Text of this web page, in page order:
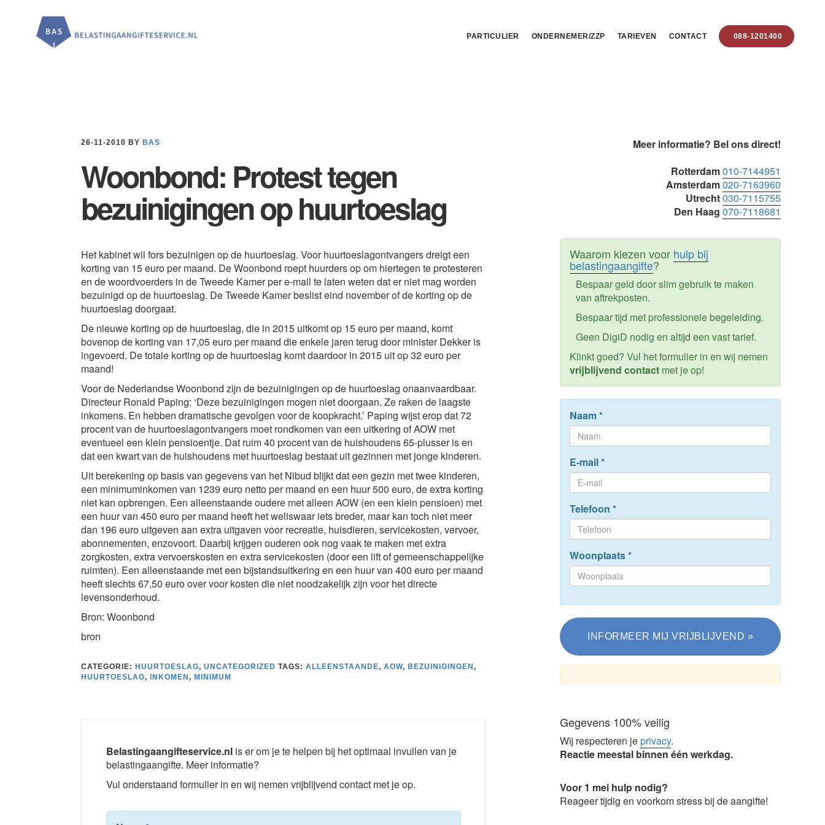
PARTICULIER ONDERNEMER/ZZP TARIEVEN CONTACT 088-1201400
26-11-2010 BY BAS
Woonbond: Protest tegen
bezuinigingen op huurtoeslag
Het kabinet wil fors bezuinigen op de huurtoeslag. Voor huurtoeslagontvangers dreigt een
korting van 15 euro per maand. De Woonbond roept huurders op om hiertegen te protesteren
en de woordvoerders in de Tweede Kamer per e-mail te laten weten dat er niet mag worden
bezuinigd op de huurtoeslag. De Tweede Kamer beslist eind november of de korting op de
huurtoeslag doorgaat.
De nieuwe korting op de huurtoeslag, die in 2015 uitkomt op 15 euro per maand, komt
bovenop de korting van 17,05 euro per maand die enkele jaren terug door minister Dekker is
ingevoerd. De totale korting op de huurtoeslag komt daardoor in 2015 uit op 32 euro per
maand!
Voor de Nederlandse Woonbond zijn de bezuinigingen op de huurtoeslag onaanvaardbaar.
Directeur Ronald Paping: ‘Deze bezuinigingen mogen niet doorgaan. Ze raken de laagste
inkomens. En hebben dramatische gevolgen voor de koopkracht.’ Paping wijst erop dat 72
procent van de huurtoeslagontvangers moet rondkomen van een uitkering of AOW met
eventueel een klein pensioentje. Dat ruim 40 procent van de huishoudens 65-plusser is en
dat een kwart van de huishoudens met huurtoeslag bestaat uit gezinnen met jonge kinderen.
Uit berekening op basis van gegevens van het Nibud blijkt dat een gezin met twee kinderen,
een minimuminkomen van 1239 euro netto per maand en een huur 500 euro, de extra korting
niet kan opbrengen. Een alleenstaande oudere met alleen AOW (en een klein pensioen) met
een huur van 450 euro per maand heeft het weliswaar iets breder, maar kan toch niet meer
dan 196 euro uitgeven aan extra uitgaven voor recreatie, huisdieren, servicekosten, vervoer,
abonnementen, enzovoort. Daarbij krijgen ouderen ook nog vaak te maken met extra
zorgkosten, extra vervoerskosten en extra servicekosten (door een lift of gemeenschappelijke
ruimten). Een alleenstaande met een bijstandsuitkering en een huur van 400 euro per maand
heeft slechts 67,50 euro over voor kosten die niet noodzakelijk zijn voor het directe
levensonderhoud.
Bron: Woonbond
bron
CATEGORIE: HUURTOESLAG, UNCATEGORIZED TAGS: ALLEENSTAANDE, AOW, BEZUINIGINGEN ,
HUURTOESLAG, INKOMEN , MINIMUM
Belastingaangifteservice.nl is er om je te helpen bij het optimaal invullen van je
belastingaangifte. Meer informatie?
Vul onderstaand formulier in en wij nemen vrijblijvend contact met je op.
Meer informatie? Bel ons direct!
Rotterdam010-7144951
Amsterdam020-7163960
Utrecht030-7115755
Den Haag 070-7118681
Waarom kiezen voor hulp bij
belastingaangifte?
Bespaar geld door slim gebruik te maken
van aftrekposten.
Bespaar tijd met professionele begeleiding.
Geen DigiD nodig en altijd een vast tarief.
Klinkt goed? Vul het formulier in en wij nemen
vrijblijvend contact met je op!
Naam*
E-mail*
Telefoon *
Woonplaats*
Gegevens 100% veilig
Wij respecteren jeprivacy.
Reactie meestal binnen één werkdag.
Voor 1 mei hulp nodig?
Reageer tijdig en voorkom stress bij de aangifte!